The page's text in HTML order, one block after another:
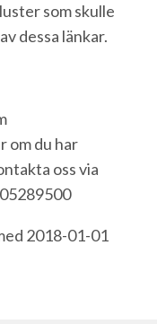
som skulle
dessa länkar.
om du har
oss via
2018-01-01